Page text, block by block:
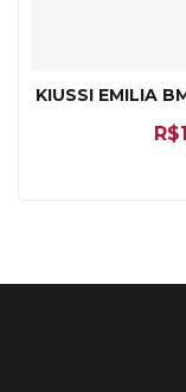
KIUSSI EMILIA
R$